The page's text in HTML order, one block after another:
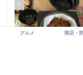
9
グルメ 開店・